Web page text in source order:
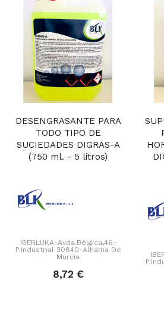
DESENGRASANTE PARA
TODO TIPO DE
SUCIEDADES DIGRAS-A
(750 ml. - 5 litros)
IBERLUKA-Avda.Bélgica,46-
P.Industrial 30840-Alhama De
Murcia
8,72 €